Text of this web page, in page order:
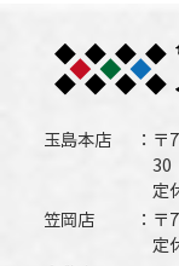
玉島本店
〒
30
定
笠岡店
〒
定